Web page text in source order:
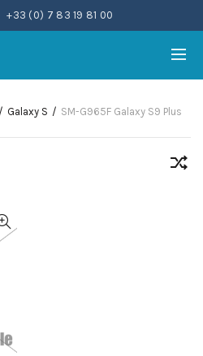
+33 (0) 7 83 19 81 00
Galaxy S SM-G965F Galaxy S9 Plus